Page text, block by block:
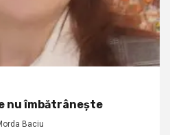
nu îmbătrânește
Baciu